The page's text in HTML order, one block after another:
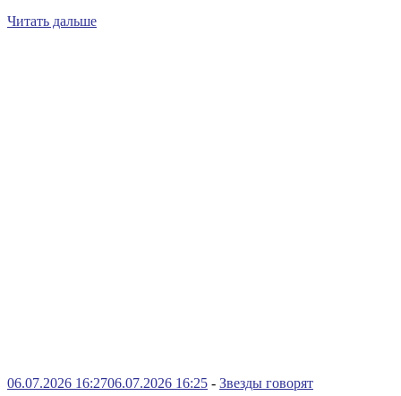
Читать дальше
06.07.2026 16:2706.07.2026 16:25 - Звезды говорят